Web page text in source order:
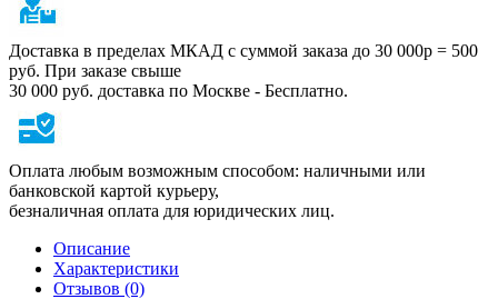
Доставка в пределах МКАД с суммой заказа до 30 000р = 500
руб. При заказе свыше
30 000 руб. доставка по Москве - Бесплатно.
Оплата любым возможным способом: наличными или
банковской картой курьеру,
безналичная оплата для юридических лиц.
Описание
Характеристики
Отзывов (0)